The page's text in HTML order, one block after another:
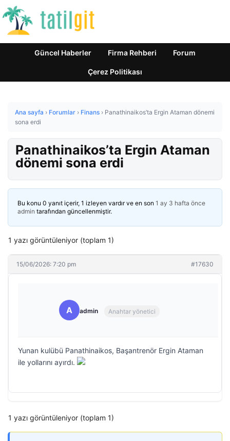
Güncel Haberler Firma Rehberi Forum
Çerez Politikası
Ana sayfa › Forumlar › Finans › Panathinaikos’ta Ergin Ataman dönemi
sona erdi
Panathinaikos’ta Ergin Ataman
dönemi sona erdi
Bu konu 0 yanıt içerir, 1 izleyen vardır ve en son 1 ay 3 hafta önce
admin tarafından güncellenmiştir.
1 yazı görüntüleniyor (toplam 1)
15/06/2026: 7:20 pm #17630
A admin Anahtar yönetici
Yunan kulübü Panathinaikos, Başantrenör Ergin Ataman
ile yollarını ayırdı.
1 yazı görüntüleniyor (toplam 1)